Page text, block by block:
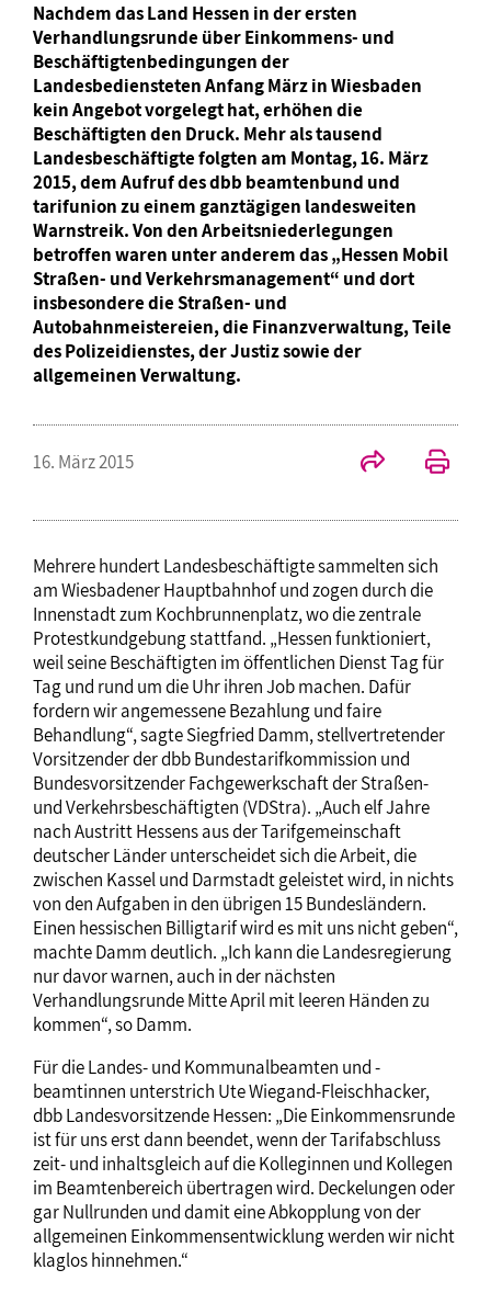
Nachdem das Land Hessen in der ersten
Verhandlungsrunde über Einkommens- und
Beschäftigtenbedingungen der
Landesbediensteten Anfang März in Wiesbaden
kein Angebot vorgelegt hat, erhöhen die
Beschäftigten den Druck. Mehr als tausend
Landesbeschäftigte folgten am Montag, 16. März
2015, dem Aufruf des dbb beamtenbund und
tarifunion zu einem ganztägigen landesweiten
Warnstreik. Von den Arbeitsniederlegungen
betroffen waren unter anderem das „Hessen Mobil
Straßen- und Verkehrsmanagement“ und dort
insbesondere die Straßen- und
Autobahnmeistereien, die Finanzverwaltung, Teile
des Polizeidienstes, der Justiz sowie der
allgemeinen Verwaltung.
16. März 2015
Mehrere hundert Landesbeschäftigte sammelten sich
am Wiesbadener Hauptbahnhof und zogen durch die
Innenstadt zum Kochbrunnenplatz, wo die zentrale
Protestkundgebung stattfand. „Hessen funktioniert,
weil seine Beschäftigten im öffentlichen Dienst Tag für
Tag und rund um die Uhr ihren Job machen. Dafür
fordern wir angemessene Bezahlung und faire
Behandlung“, sagte Siegfried Damm, stellvertretender
Vorsitzender der dbb Bundestarifkommission und
Bundesvorsitzender Fachgewerkschaft der Straßen-
und Verkehrsbeschäftigten (VDStra). „Auch elf Jahre
nach Austritt Hessens aus der Tarifgemeinschaft
deutscher Länder unterscheidet sich die Arbeit, die
zwischen Kassel und Darmstadt geleistet wird, in nichts
von den Aufgaben in den übrigen 15 Bundesländern.
Einen hessischen Billigtarif wird es mit uns nicht geben“,
machte Damm deutlich. „Ich kann die Landesregierung
nur davor warnen, auch in der nächsten
Verhandlungsrunde Mitte April mit leeren Händen zu
kommen“, so Damm.
Für die Landes- und Kommunalbeamten und -
beamtinnen unterstrich Ute Wiegand-Fleischhacker,
dbb Landesvorsitzende Hessen: „Die Einkommensrunde
ist für uns erst dann beendet, wenn der Tarifabschluss
zeit- und inhaltsgleich auf die Kolleginnen und Kollegen
im Beamtenbereich übertragen wird. Deckelungen oder
gar Nullrunden und damit eine Abkopplung von der
allgemeinen Einkommensentwicklung werden wir nicht
klaglos hinnehmen.“